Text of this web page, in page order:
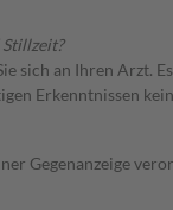
sich an Ihren Arzt.
Erkenntnissen
Gegenanzeige